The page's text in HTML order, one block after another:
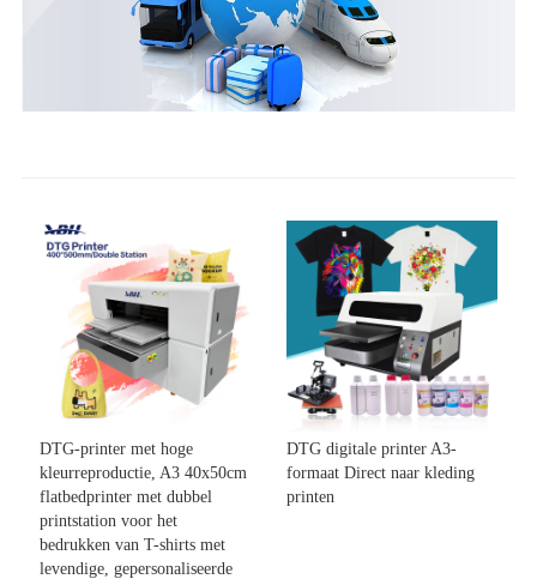
DTG-printer met hoge
kleurreproductie, A3 40x50cm
flatbedprinter met dubbel
printstation voor het
bedrukken van T-shirts met
levendige, gepersonaliseerde
DTG digitale printer A3-
formaat Direct naar kleding
printen